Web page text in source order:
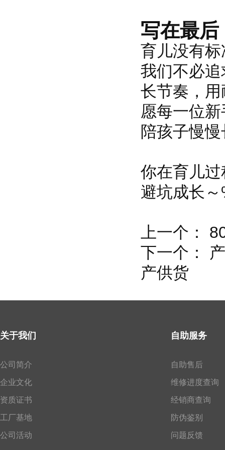
写在最后
育儿没有
我们不必追
长节奏，
愿每一位
陪孩子慢
你在育儿
避坑成长～
上一个：
下一个：
产供货
关于我们
公司简介
企业文化
资质证书
工厂基地
公司活动
自助服务
自助售后
维修进度查询
经销商查询
防伪鉴别
问题反馈